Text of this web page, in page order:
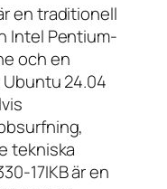
en traditionell
Intel Pentium-
och en
Ubuntu 24.04
tekniska
17IKB är en